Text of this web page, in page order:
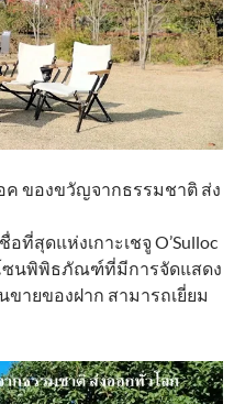
ค ของขวัญจากธรรมชาติ ส่ง
สุดแห่งเกาะเชจู O’Sulloc
ซนพิพิธภัณฑ์ที่มีการจัดแสดง
ขายของฝาก สามารถเยี่ยม